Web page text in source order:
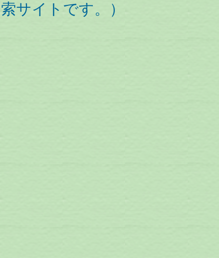
索サイトです。）